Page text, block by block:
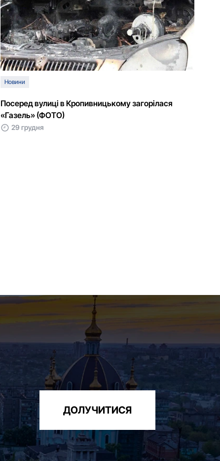
Новини
Посеред вулиці в Кропивницькому загорілася
«Газель» (ФОТО)
29 грудня
ДОЛУЧИТИСЯ